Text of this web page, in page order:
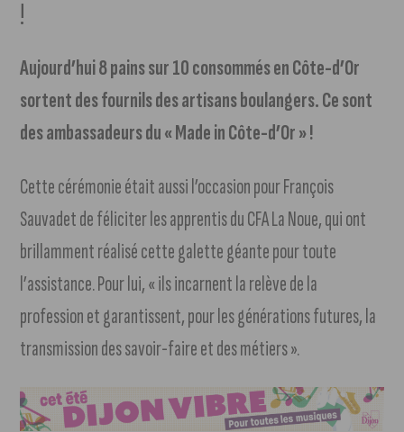
!
Aujourd’hui 8 pains sur 10 consommés en Côte-d’Or
sortent des fournils des artisans boulangers. Ce sont
des ambassadeurs du « Made in Côte-d’Or » !
Cette cérémonie était aussi l’occasion pour François
Sauvadet de féliciter les apprentis du CFA La Noue, qui ont
brillamment réalisé cette galette géante pour toute
l’assistance. Pour lui, « ils incarnent la relève de la
profession et garantissent, pour les générations futures, la
transmission des savoir-faire et des métiers ».